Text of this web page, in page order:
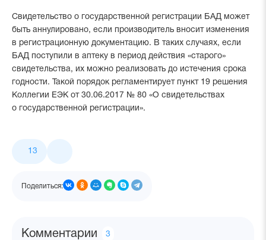
Свидетельство о государственной регистрации БАД может
быть аннулировано, если производитель вносит изменения
в регистрационную документацию. В таких случаях, если
БАД поступили в аптеку в период действия «старого»
свидетельства, их можно реализовать до истечения срока
годности. Такой порядок регламентирует пункт 19 решения
Коллегии ЕЭК от 30.06.2017 № 80 «О свидетельствах
о государственной регистрации».
Лайки
13
Поделиться:
Комментарии
Количество
3